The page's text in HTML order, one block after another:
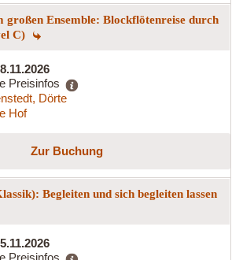
großen Ensemble: Blockflötenreise durch
C)
Preisinfos
Dörte
Hof
Zur Buchung
Begleiten und sich begleiten lassen
Preisinfos